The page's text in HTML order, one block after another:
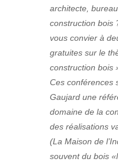
architecte,
construction bois
vous convier à
gratuites sur le
construction bois
Ces conférences
Gaujard une
domaine de la
des réalisations
(La Maison de
souvent du bois